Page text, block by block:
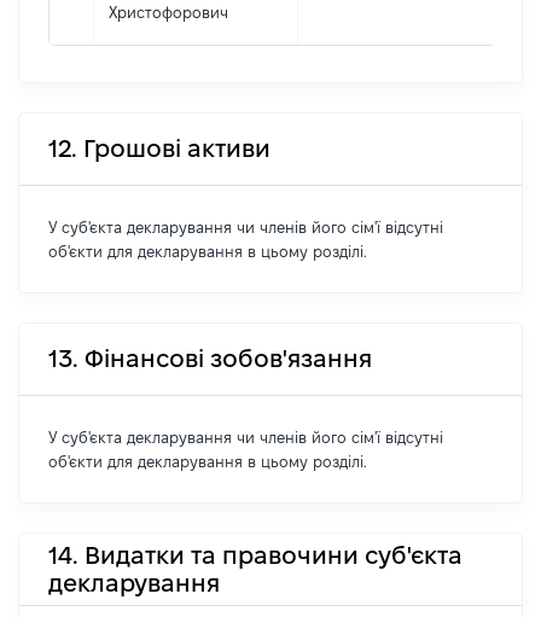
Христофорович
12. Грошові активи
У суб'єкта декларування чи членів його сім'ї відсутні
об'єкти для декларування в цьому розділі.
13. Фінансові зобов'язання
У суб'єкта декларування чи членів його сім'ї відсутні
об'єкти для декларування в цьому розділі.
14. Видатки та правочини суб'єкта
декларування